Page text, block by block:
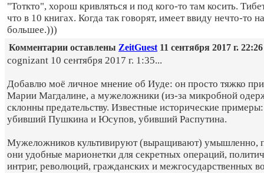
"Тоткто", хорош кривляться и под кого-то там косить.
что в 10 книгах. Когда так говорят, имеет ввиду нечто-то
большее.)))
Комментарии оставлены ZeitGuest 11 сентября 2017 г. 22:26
cognizant 10 сентября 2017 г. 1:35...
Добавлю моё личное мнение об Иуде: он просто тяжко
Марии Магдалине, а мужеложники (из-за микробной
склонны предательству. Известные исторические
убивший Пушкина и Юсупов, убивший Распутина.
Мужеложников культивируют (выращивают) умышленно,
они удобные марионетки для секретных операций,
интриг, революций, гражданских и межгосударственных